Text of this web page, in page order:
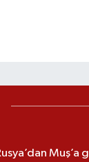
Muş’a